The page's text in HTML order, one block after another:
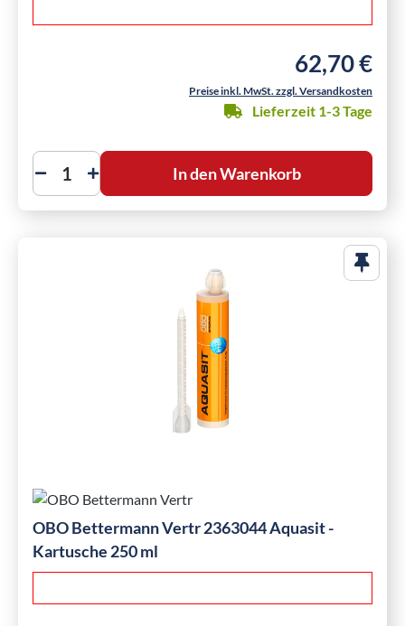
Regulärer
62,70 €
Preise inkl. MwSt. zzgl. Versandkosten
Lieferzeit 1-3 Tage
In den Warenkorb
OBO Bettermann Vertr 2363044 Aquasit -
Kartusche 250 ml